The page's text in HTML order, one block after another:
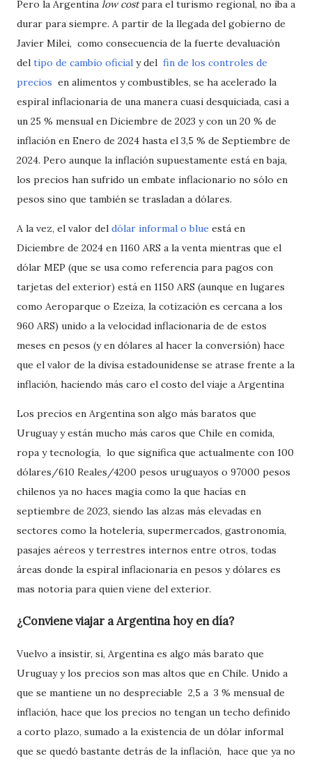
Pero la Argentina low costpara el turismo regional, no iba a
durar para siempre. A partir de la llegada del gobierno de
Javier Milei, como consecuencia de la fuerte devaluación
del tipo de cambio oficial y del fin de los controles de
precios en alimentos y combustibles, se ha acelerado la
espiral inflacionaria de una manera cuasi desquiciada, casi a
un 25 % mensual en Diciembre de 2023 y con un 20 % de
inflación en Enero de 2024 hasta el 3,5 % de Septiembre de
2024. Pero aunque la inflación supuestamente está en baja,
los precios han sufrido un embate inflacionario no sólo en
pesos sino que también se trasladan a dólares.
A la vez, el valor del dólar informal o blue está en
Diciembre de 2024 en 1160 ARS a la venta mientras que el
dólar MEP (que se usa como referencia para pagos con
tarjetas del exterior) está en 1150 ARS (aunque en lugares
como Aeroparque o Ezeiza, la cotización es cercana a los
960 ARS) unido a la velocidad inflacionaria de de estos
meses en pesos (y en dólares al hacer la conversión) hace
que el valor de la divisa estadounidense se atrase frente a la
inflación, haciendo más caro el costo del viaje a Argentina
Los precios en Argentina son algo más baratos que
Uruguay y están mucho más caros que Chile en comida,
ropa y tecnología, lo que significa que actualmente con 100
dólares/610 Reales/4200 pesos uruguayos o 97000 pesos
chilenos ya no haces magia como la que hacías en
septiembre de 2023, siendo las alzas más elevadas en
sectores como la hotelería, supermercados, gastronomía,
pasajes aéreos y terrestres internos entre otros, todas
áreas donde la espiral inflacionaria en pesos y dólares es
mas notoria para quien viene del exterior.
¿Conviene viajar a Argentina hoy en día?
Vuelvo a insistir, si, Argentina es algo más barato que
Uruguay y los precios son mas altos que en Chile. Unido a
que se mantiene un no despreciable 2,5 a 3 % mensual de
inflación, hace que los precios no tengan un techo definido
a corto plazo, sumado a la existencia de un dólar informal
que se quedó bastante detrás de la inflación, hace que ya no